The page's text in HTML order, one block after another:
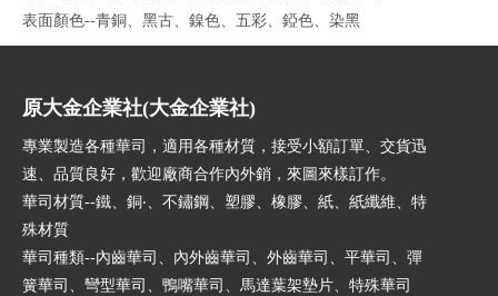
表面顏色--青銅、黑古、鎳色、五彩、錏色、染黑
原大金企業社(大金企業社)
專業製造各種華司，適用各種材質，接受小額訂單、交貨迅
速、品質良好，歡迎廠商合作內外銷，來圖來樣訂作。
華司材質--鐵、銅‧、不鏽鋼、塑膠、橡膠、紙、紙纖維、特
殊材質
華司種類--內齒華司、內外齒華司、外齒華司、平華司、彈
簧華司、彎型華司、鴨嘴華司、馬達葉架墊片、特殊華司